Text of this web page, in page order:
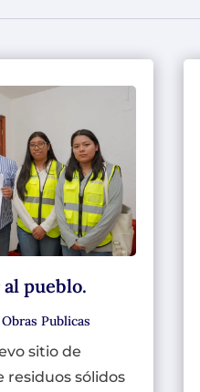
pueblo.
Obras Publicas
sitio de
residuos sólidos